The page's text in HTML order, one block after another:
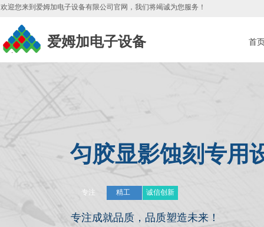
欢迎您来到爱姆加电子设备有限公司官网，我们将竭诚为您服务 ！
首
爱姆加电子设备
匀胶显影蚀刻专用
诚信创新
精工
专注
专注成就品质， 品质塑造未来！